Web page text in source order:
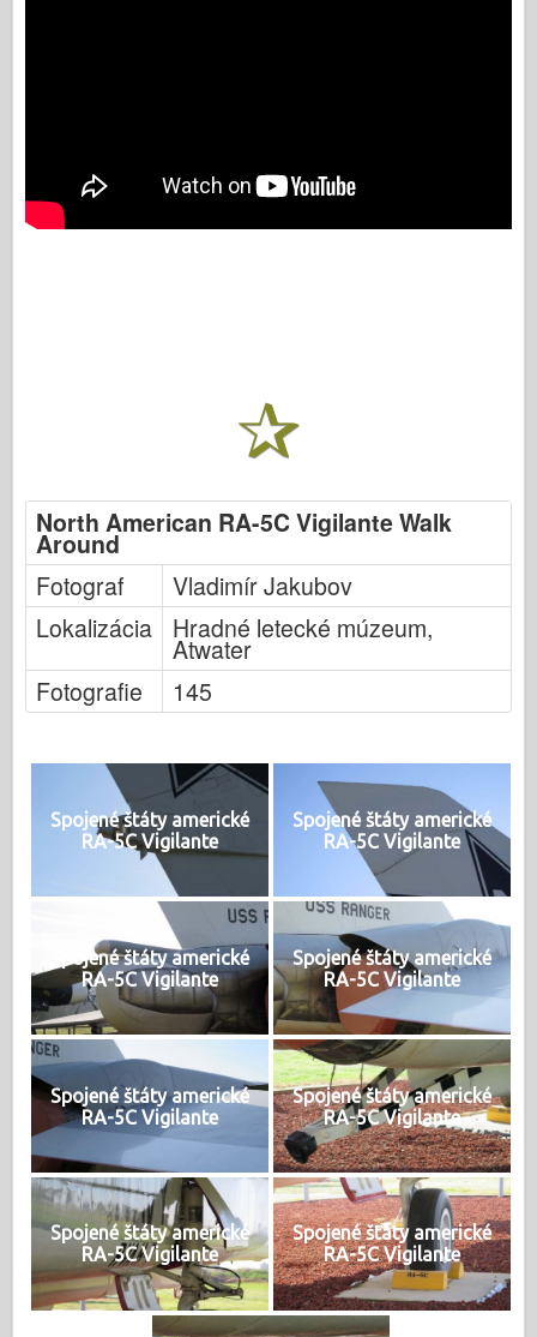
North American RA-5C Vigilante Walk
Around
Fotograf
Vladimír Jakubov
Lokalizácia
Hradné letecké múzeum,
Atwater
Fotografie
145
Spojené štáty americké
RA-5C Vigilante
Spojené štáty americké
RA-5C Vigilante
Spojené štáty americké
RA-5C Vigilante
Spojené štáty americké
RA-5C Vigilante
Spojené štáty americké
RA-5C Vigilante
Spojené štáty americké
RA-5C Vigilante
Spojené štáty americké
RA-5C Vigilante
Spojené štáty americké
RA-5C Vigilante